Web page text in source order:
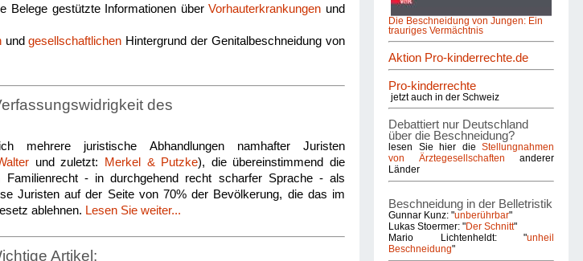
Die Beschneidung von Jungen: Ein
trauriges Vermächtnis
Aktion Pro-kinderrechte.de
Pro-kinderrechte
jetzt auch in der Schweiz
Debattiert nur Deutschland
über die Beschneidung?
lesen Sie hier die Stellungnahmen
von Ärztegesellschaften anderer
Länder
Beschneidung in der Belletristik
Gunnar Kunz: "unberührbar"
Lukas Stoermer: "Der Schnitt"
Mario Lichtenheldt: "unheil
Beschneidung"
Belege gestützte Informationen überVorhauterkrankungen und
undgesellschaftlichen Hintergrund der Genitalbeschneidung von
des
mehrere juristische Abhandlungen namhafter Juristen
und zuletzt: Merkel & Putzke), die übereinstimmend die
- in durchgehend recht scharfer Sprache - als
Juristen auf der Seite von 70% der Bevölkerung, die das im
ablehnen. Lesen Sie weiter...
Artikel: